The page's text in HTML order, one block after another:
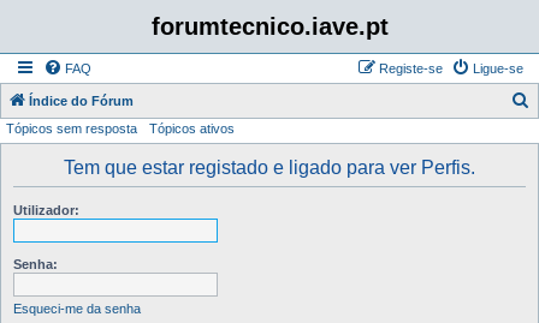
forumtecnico.iave.pt
FAQ Ligue-se
Registe-se
Índice do Fórum
Tópicos sem resposta Tópicos ativos
Tem que estar registado e ligado para ver Perfis.
Utilizador:
Senha:
Esqueci-me da senha